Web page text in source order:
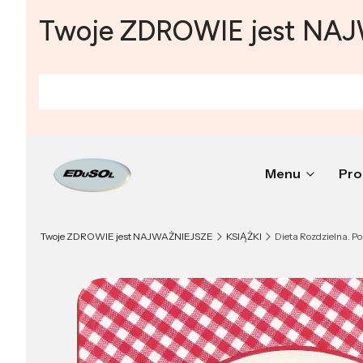
Twoje ZDROWIE jest
Menu
Twoje ZDROWIE jest NAJWAŻNIEJSZE KSIĄŻKI Dieta Rozdzielna.